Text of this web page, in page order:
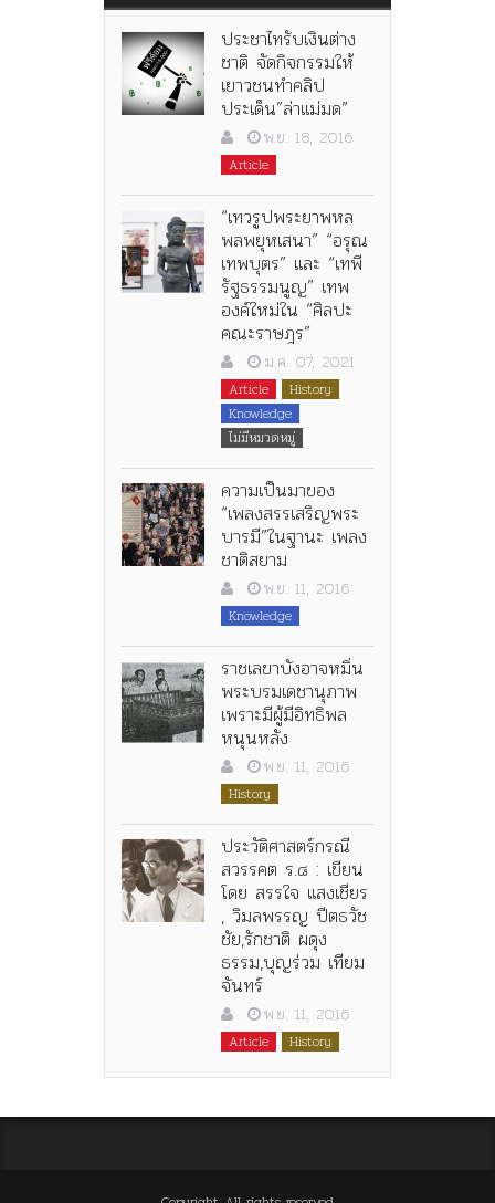
ประชาไทรับเงินต่าง
ชาติ จัดกิจกรรมให้
เยาวชนทำคลิป
ประเด็น”ล่าแม่มด”
พ.ย. 18, 2016
Article
“เทวรูปพระยาพหล
พลพยุหเสนา” “อรุณ
เทพบุตร” และ “เทพี
รัฐธรรมนูญ” เทพ
องค์ใหม่ใน “ศิลปะ
คณะราษฎร”
ม.ค. 07, 2021
Article
History
Knowledge
ไม่มีหมวดหมู่
ความเป็นมาของ
“เพลงสรรเสริญพระ
บารมี”ในฐานะ เพลง
ชาติสยาม
พ.ย. 11, 2016
Knowledge
ราชเลขาบังอาจหมิ่น
พระบรมเดชานุภาพ
เพราะมีผู้มีอิทธิพล
หนุนหลัง
พ.ย. 11, 2016
History
ประวัติศาสตร์กรณี
สวรรคต ร.๘ : เขียน
โดย สรรใจ แสงเชียร
, วิมลพรรญ ปีตธวัช
ชัย,รักชาติ ผดุง
ธรรม,บุญร่วม เทียม
จันทร์
พ.ย. 11, 2016
Article History